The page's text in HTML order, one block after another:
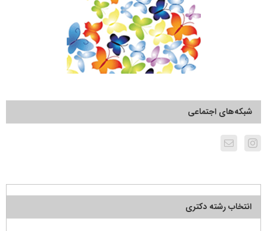
شبکه‌های اجتماعی
انتخاب رشته دکتری